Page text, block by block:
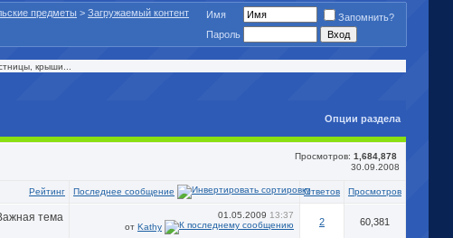
предметы > Загружаемый контент
Имя
Запомнить?
Пароль
крыши...
Опции раздела
Просмотров: 1,684,878
30.09.2008
Рейтинг Последнее сообщение Ответов Просмотров
01.05.2009 13:37
от Kathy 2 60,381